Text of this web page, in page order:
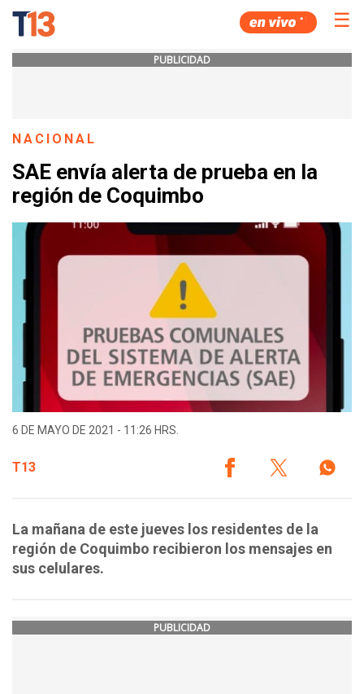
☰
PUBLICIDAD
NACIONAL
SAE envía alerta de prueba en la
región de Coquimbo
6 DE MAYO DE 2021 - 11:26 HRS.
T13
La mañana de este jueves los residentes de la
región de Coquimbo recibieron los mensajes en
sus celulares.
PUBLICIDAD